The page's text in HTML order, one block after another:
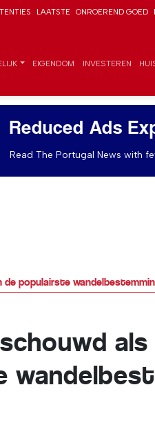
LAATSTE ONROEREND GOED
EIGENDOM INVESTEREN
Reduced Ads
Read The Portugal News with
de populairste
als